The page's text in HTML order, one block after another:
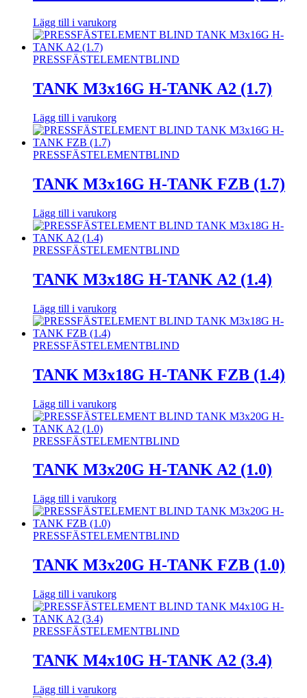
Lägg till i varukorg
PRESSFÄSTELEMENTBLIND
TANK M3x16G H-TANK A2 (1.7)
Lägg till i varukorg
PRESSFÄSTELEMENTBLIND
TANK M3x16G H-TANK FZB (1.7)
Lägg till i varukorg
PRESSFÄSTELEMENTBLIND
TANK M3x18G H-TANK A2 (1.4)
Lägg till i varukorg
PRESSFÄSTELEMENTBLIND
TANK M3x18G H-TANK FZB (1.4)
Lägg till i varukorg
PRESSFÄSTELEMENTBLIND
TANK M3x20G H-TANK A2 (1.0)
Lägg till i varukorg
PRESSFÄSTELEMENTBLIND
TANK M3x20G H-TANK FZB (1.0)
Lägg till i varukorg
PRESSFÄSTELEMENTBLIND
TANK M4x10G H-TANK A2 (3.4)
Lägg till i varukorg